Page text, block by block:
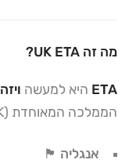
מה זה UK ETA?
ETA היא למעשה
הממלכה המאוחדת (UK), הכוללות:
אנגליה 🏴󠁧󠁢󠁥󠁮󠁧󠁿